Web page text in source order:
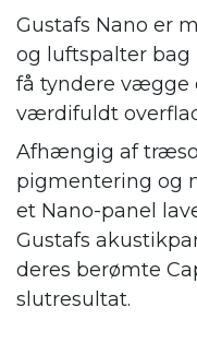
Gustafs Nano er
og luftspalter bag
få tyndere vægge
værdifuldt
Afhængig af
pigmentering og
et Nano-panel
Gustafs
deres berømte
slutresultat.